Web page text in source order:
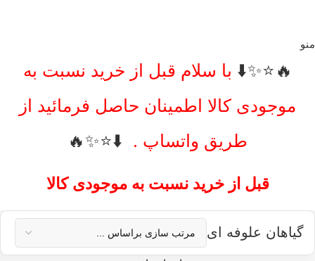
منو
🔥⭐️✨⬇️ با سلام قبل از خرید نسبت به
موجودی کالا اطمینان حاصل فرمائید از
طریق واتساپ .
⬇️⭐️✨🔥
قبل از خرید نسبت به موجودی کالا
اطمینان حاصل فرمائید از طریق واتساپ .
گیاهان علوفه ای